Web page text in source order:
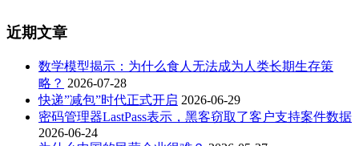
近期文章
数学模型揭示：为什么食人无法成为人类长期生存策
略？ 2026-07-28
快递”减包”时代正式开启 2026-06-29
密码管理器LastPass表示，黑客窃取了客户支持案件数据
2026-06-24